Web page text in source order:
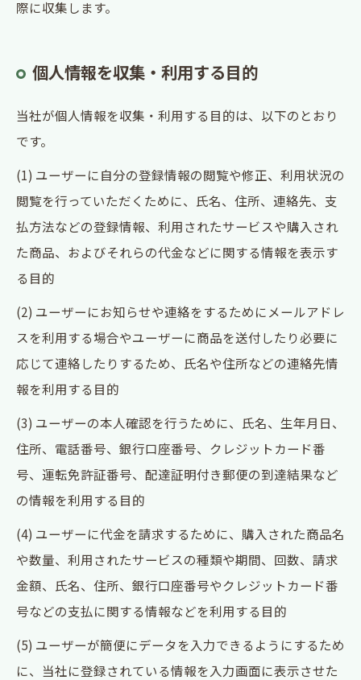
際に収集します。
個人情報を収集・利用する目的
当社が個人情報を収集・利用する目的は、以下のとおり
です。
(1) ユーザーに自分の登録情報の閲覧や修正、利用状況の
閲覧を行っていただくために、氏名、住所、連絡先、支
払方法などの登録情報、利用されたサービスや購入され
た商品、およびそれらの代金などに関する情報を表示す
る目的
(2) ユーザーにお知らせや連絡をするためにメールアドレ
スを利用する場合やユーザーに商品を送付したり必要に
応じて連絡したりするため、氏名や住所などの連絡先情
報を利用する目的
(3) ユーザーの本人確認を行うために、氏名、生年月日、
住所、電話番号、銀行口座番号、クレジットカード番
号、運転免許証番号、配達証明付き郵便の到達結果など
の情報を利用する目的
(4) ユーザーに代金を請求するために、購入された商品名
や数量、利用されたサービスの種類や期間、回数、請求
金額、氏名、住所、銀行口座番号やクレジットカード番
号などの支払に関する情報などを利用する目的
(5) ユーザーが簡便にデータを入力できるようにするため
に、当社に登録されている情報を入力画面に表示させた